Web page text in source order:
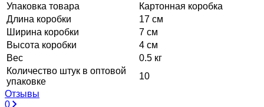
Упаковка товара
Картонная коробка
Длина коробки
17 см
Ширина коробки
7 см
Высота коробки
4 см
Вес
0.5 кг
Количество штук в оптовой
упаковке
10
Отзывы
0